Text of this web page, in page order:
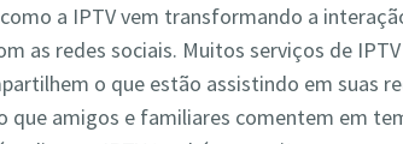
a IPTV vem transformando a
as redes sociais. Muitos serviços de
o que estão assistindo em suas
que amigos e familiares comentem em